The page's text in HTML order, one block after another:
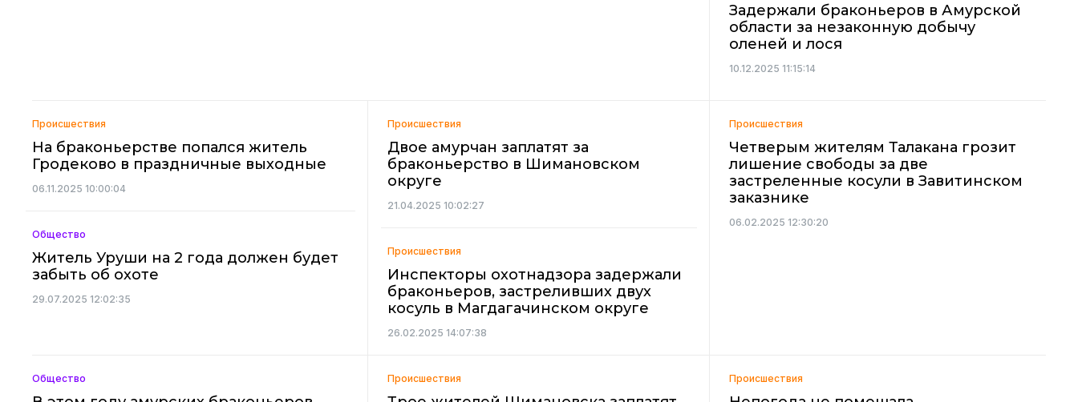
Задержали браконьеров в Амурской
области за незаконную добычу
оленей и лося
10.12.2025 11:15:14
Происшествия
На браконьерстве попался житель
Гродеково в праздничные выходные
06.11.2025 10:00:04
Общество
Житель Уруши на 2 года должен будет
забыть об охоте
29.07.2025 12:02:35
Происшествия
Двое амурчан заплатят за
браконьерство в Шимановском
округе
21.04.2025 10:02:27
Происшествия
Инспекторы охотнадзора задержали
браконьеров, застреливших двух
косуль в Магдагачинском округе
26.02.2025 14:07:38
Происшествия
Четверым жителям Талакана грозит
лишение свободы за две
застреленные косули в Завитинском
заказнике
06.02.2025 12:30:20
Общество Происшествия Происшествия